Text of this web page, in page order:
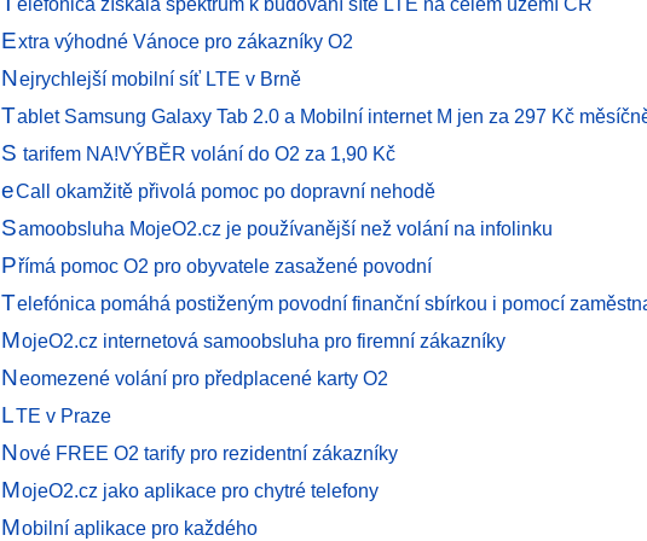
Extra výhodné Vánoce pro zákazníky O2
Nejrychlejší mobilní síť LTE v Brně
Tablet Samsung Galaxy Tab 2.0 a Mobilní internet M jen za 297 Kč
S tarifem NA!VÝBĚR volání do O2 za 1,90 Kč
eCall okamžitě přivolá pomoc po dopravní nehodě
Samoobsluha MojeO2.cz je používanější než volání na infolinku
Přímá pomoc O2 pro obyvatele zasažené povodní
Telefónica pomáhá postiženým povodní finanční sbírkou i pomocí
MojeO2.cz internetová samoobsluha pro firemní zákazníky
Neomezené volání pro předplacené karty O2
LTE v Praze
Nové FREE O2 tarify pro rezidentní zákazníky
MojeO2.cz jako aplikace pro chytré telefony
Mobilní aplikace pro každého